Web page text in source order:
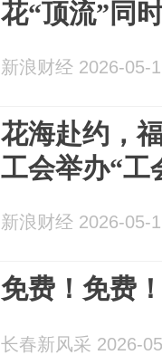
花“顶流”同
新浪财经 2026-05-
花海赴约，
工会举办“工
新浪财经 2026-05-
免费！免费
长春新风采 2026-